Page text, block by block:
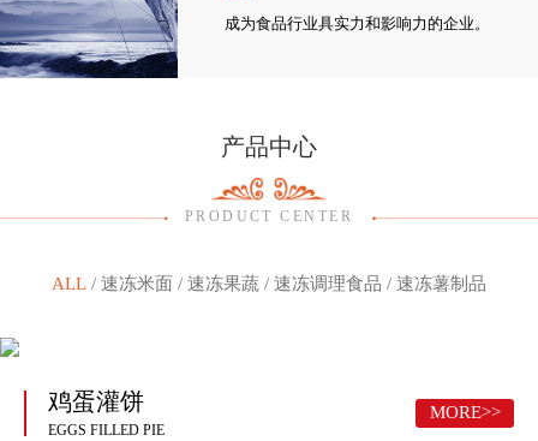
成为食品行业具实力和影响力的企业。
产品中心
PRODUCT CENTER
ALL/ 速冻米面/ 速冻果蔬/ 速冻调理食品 / 速冻薯制品
鸡蛋灌饼
EGGS FILLED PIE
MORE>>